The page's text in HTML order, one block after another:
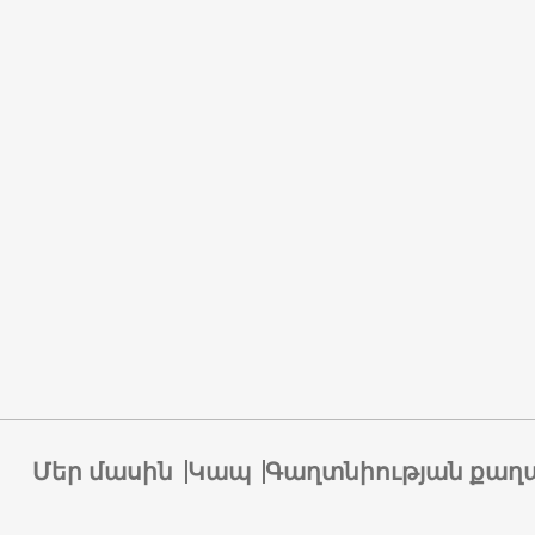
Մեր մասին Կապ Գաղտնիության